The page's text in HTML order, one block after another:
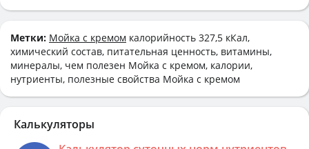
Метки: Мойка с кремом калорийность 327,5 кКал,
химический состав, питательная ценность, витамины,
минералы, чем полезен Мойка с кремом, калории,
нутриенты, полезные свойства Мойка с кремом
Калькуляторы